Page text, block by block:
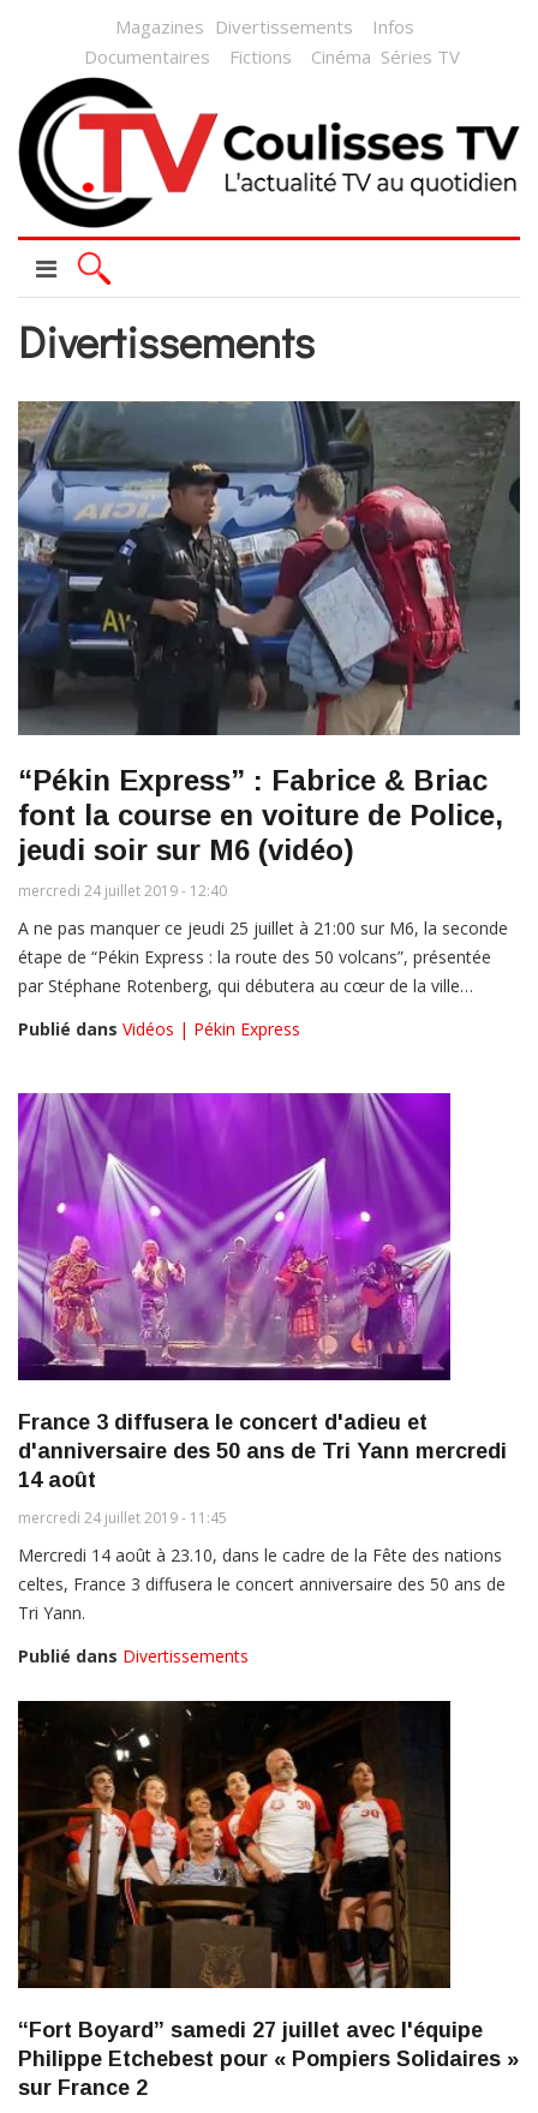
Magazines Divertissements
Infos
Documentaires
Fictions Cinéma Séries TV
Divertissements
“Pékin Express” : Fabrice & Briac
font la course en voiture de Police,
jeudi soir sur M6 (vidéo)
mercredi 24 juillet 2019 - 12:40
A ne pas manquer ce jeudi 25 juillet à 21:00 sur M6, la seconde
étape de “Pékin Express : la route des 50 volcans”, présentée
par Stéphane Rotenberg, qui débutera au cœur de la ville…
Publié dans Vidéos | Pékin Express
France 3 diffusera le concert d'adieu et
d'anniversaire des 50 ans de Tri Yann mercredi
14 août
mercredi 24 juillet 2019 - 11:45
Mercredi 14 août à 23.10, dans le cadre de la Fête des nations
celtes, France 3 diffusera le concert anniversaire des 50 ans de
Tri Yann.
Publié dans Divertissements
“Fort Boyard” samedi 27 juillet avec l'équipe
Philippe Etchebest pour « Pompiers Solidaires »
sur France 2